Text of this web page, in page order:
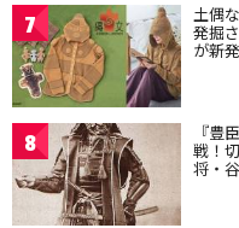
7 土偶
発掘
が新
8 『豊
戦！
将・